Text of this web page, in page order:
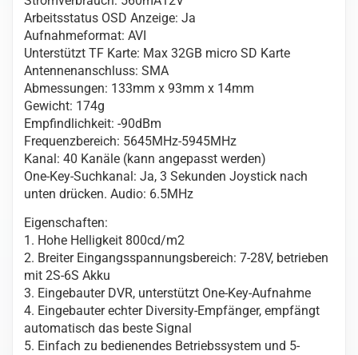
Arbeitsstatus OSD Anzeige: Ja
Aufnahmeformat: AVI
Unterstützt TF Karte: Max 32GB micro SD Karte
Antennenanschluss: SMA
Abmessungen: 133mm x 93mm x 14mm
Gewicht: 174g
Empfindlichkeit: -90dBm
Frequenzbereich: 5645MHz-5945MHz
Kanal: 40 Kanäle (kann angepasst werden)
One-Key-Suchkanal: Ja, 3 Sekunden Joystick nach
unten drücken. Audio: 6.5MHz
Eigenschaften:
1. Hohe Helligkeit 800cd/m2
2. Breiter Eingangsspannungsbereich: 7-28V, betrieben
mit 2S-6S Akku
3. Eingebauter DVR, unterstützt One-Key-Aufnahme
4. Eingebauter echter Diversity-Empfänger, empfängt
automatisch das beste Signal
5. Einfach zu bedienendes Betriebssystem und 5-